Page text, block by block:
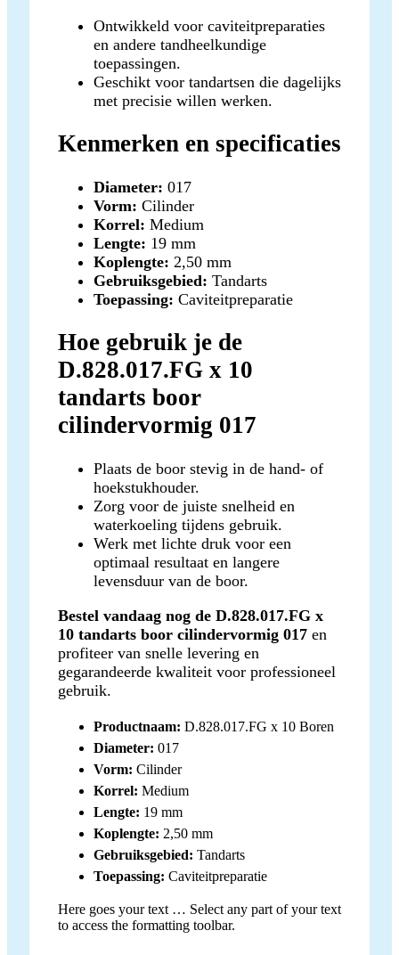
Ontwikkeld voor caviteitpreparaties
en andere tandheelkundige
toepassingen.
Geschikt voor tandartsen die dagelijks
met precisie willen werken.
Kenmerken en specificaties
Diameter: 017
Vorm: Cilinder
Korrel: Medium
Lengte: 19 mm
Koplengte: 2,50 mm
Gebruiksgebied: Tandarts
Toepassing: Caviteitpreparatie
Hoe gebruik je de
D.828.017.FG x 10
tandarts boor
cilindervormig 017
Plaats de boor stevig in de hand- of
hoekstukhouder.
Zorg voor de juiste snelheid en
waterkoeling tijdens gebruik.
Werk met lichte druk voor een
optimaal resultaat en langere
levensduur van de boor.
Bestel vandaag nog de D.828.017.FG x
10 tandarts boor cilindervormig 017 en
profiteer van snelle levering en
gegarandeerde kwaliteit voor professioneel
gebruik.
Productnaam: D.828.017.FG x 10 Boren
Diameter: 017
Vorm: Cilinder
Korrel: Medium
Lengte: 19 mm
Koplengte: 2,50 mm
Gebruiksgebied: Tandarts
Toepassing: Caviteitpreparatie
Here goes your text … Select any part of your text
to access the formatting toolbar.